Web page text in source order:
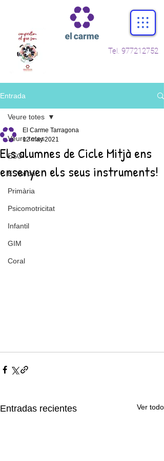
Tel. 977212752
Entrada
Veure totes
ESO
E. Verda
Primària
Psicomotricitat
Infantil
GIM
Coral
Veure totes
Els alumnes de Cicle Mitjà ens
ensenyen els seus instruments!
El Carme Tarragona
12 may 2021
Entradas recientes Ver todo